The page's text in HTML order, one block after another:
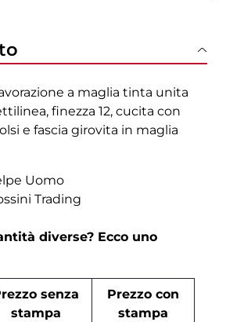
a maglia tinta unita
finezza 12, cucita con
e fascia girovita in maglia
Uomo
Trading
diverse? Ecco uno
senza
stampa
Prezzo con
stampa